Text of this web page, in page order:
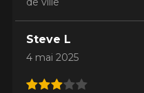
Steve L
4 mai 2025